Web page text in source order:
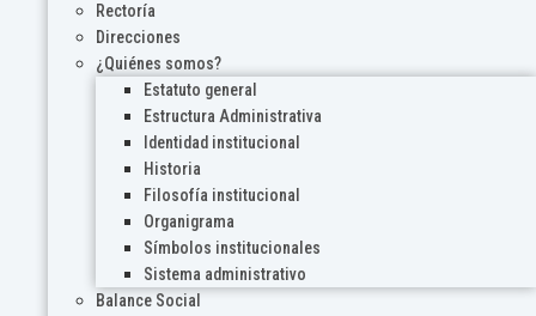
Rectoría
Direcciones
¿Quiénes somos?
Estatuto general
Estructura Administrativa
Identidad institucional
Historia
Filosofía institucional
Organigrama
Símbolos institucionales
Sistema administrativo
Balance Social